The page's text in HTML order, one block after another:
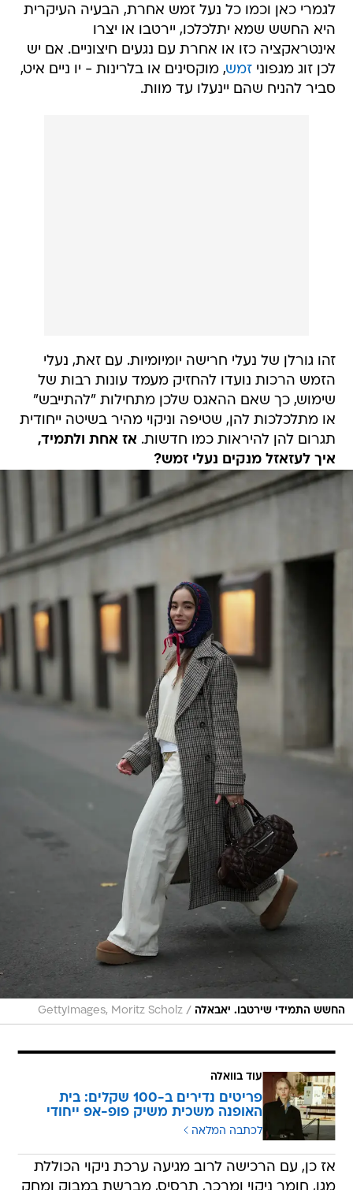
לגמרי כאן וכמו כל נעל זמש אחרת, הבעיה העיקרית
היא החשש שמא יתלכלכו, יירטבו או יצרו
אינטראקציה כזו או אחרת עם נגעים חיצוניים. אם יש
לכן זוג מגפוניזמש, מוקסינים או בלרינות - יו ניים איט,
סביר להניח שהם יינעלו עד מוות.
זהו גורלן של נעלי חרישה יומיומיות. עם זאת, נעלי
הזמש הרכות נועדו להחזיק מעמד עונות רבות של
שימוש, כך שאם ההאגס שלכן מתחילות "להתייבש"
או מתלכלכות להן, שטיפה וניקוי מהיר בשיטה ייחודית
תגרום להן להיראות כמו חדשות. אז אחת ולתמיד,
איך לעזאזל מנקים נעלי זמש?
החשש התמידי שירטבו. יאבאלה /
GettyImages, Moritz Scholz
עוד בוואלה
פריטים נדירים ב-100 שקלים: בית
האופנה משכית משיק פופ-אפ ייחודי
לכתבה המלאה
אז כן, עם הרכישה לרוב מגיעה ערכת ניקוי הכוללת
מגן, חומר ניקוי ומרכך, תרסיס, מברשת במבוק ומחק